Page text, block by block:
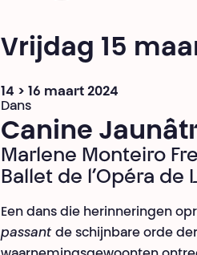
Vrijdag 15
14 > 16 maart 2024
Dans
Canine
Marlene Monteiro
Ballet de l’Opéra de
Een dans die herinneringen
passant de schijnbare orde